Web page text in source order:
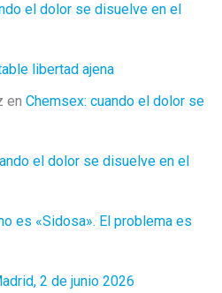
el dolor se disuelve en el
libertad ajena
en Chemsex: cuando el dolor se
el dolor se disuelve en el
es «Sidosa». El problema es
2 de junio 2026